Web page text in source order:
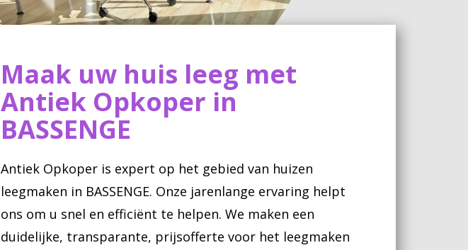
Maak uw huis leeg met
Antiek Opkoper in
BASSENGE
Antiek Opkoper is expert op het gebied van huizen
leegmaken in BASSENGE. Onze jarenlange ervaring helpt
ons om u snel en efficiënt te helpen. We maken een
duidelijke, transparante, prijsofferte voor het leegmaken